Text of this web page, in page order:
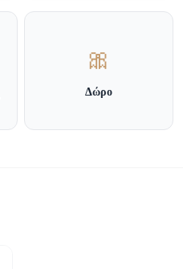
🎀
Δώρο